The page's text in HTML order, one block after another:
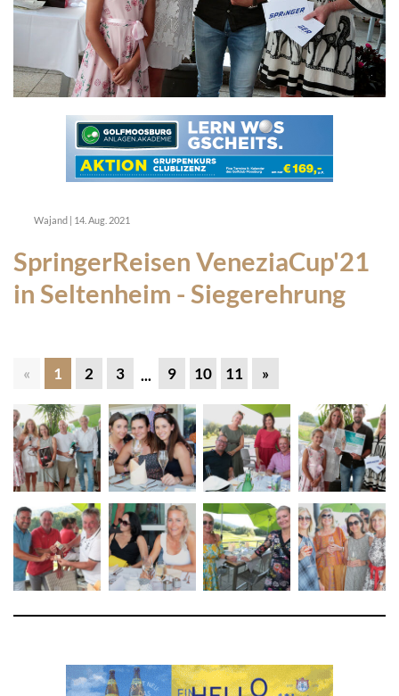
Wajand | 14. Aug. 2021
SpringerReisen VeneziaCup'21
in Seltenheim - Siegerehrung
« 1 2 3 ... 9 10 11 »